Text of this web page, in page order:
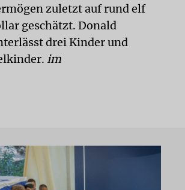
zuletzt auf rund elf
geschätzt. Donald
drei Kinder und
im